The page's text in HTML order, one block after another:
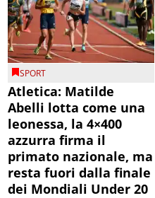
SPORT
Atletica: Matilde
Abelli lotta come una
leonessa, la 4×400
azzurra firma il
primato nazionale, ma
resta fuori dalla finale
dei Mondiali Under 20